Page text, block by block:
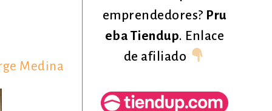
Medina
emprendedores? Pru
eba Tiendup. Enlace
de afiliado